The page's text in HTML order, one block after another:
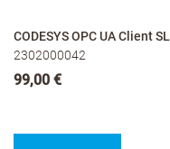
CODESYS OPC UA Client SL
2302000042
99,00 €